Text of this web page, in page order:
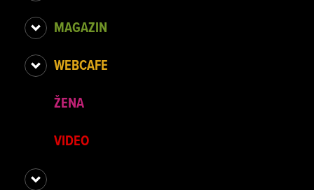
MAGAZIN
WEBCAFE
ŽENA
VIDEO